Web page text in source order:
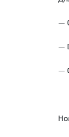
—
—
—